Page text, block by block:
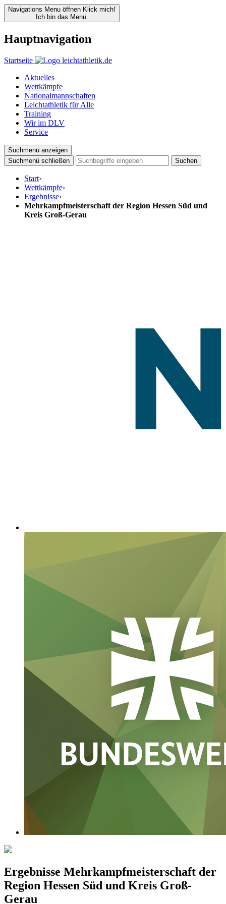
Navigations Menu öffnen Klick mich!
Ich bin das Menü.
Hauptnavigation
Startseite
Aktuelles
Wettkämpfe
Nationalmannschaften
Leichtathletik für Alle
Training
Wir im DLV
Service
Suchmenü anzeigen
Suchmenü schließen
Suchen
Start›
Wettkämpfe›
Ergebnisse›
Mehrkampfmeisterschaft der Region Hessen Süd und
Kreis Groß-Gerau
Ergebnisse Mehrkampfmeisterschaft der
Region Hessen Süd und Kreis Groß-
Gerau